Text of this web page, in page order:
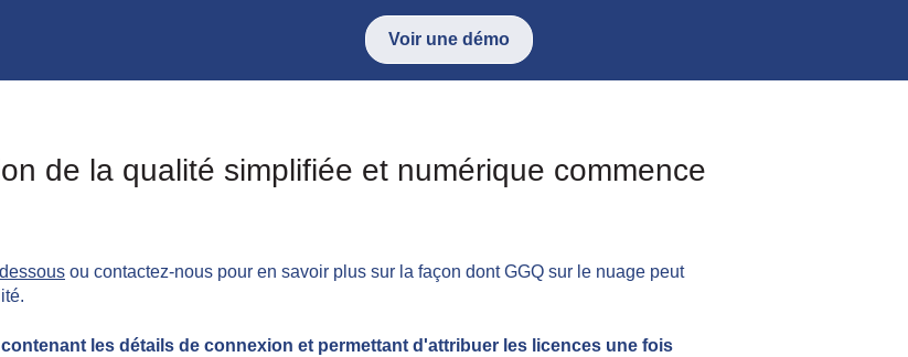
Voir une démo
de la qualité simplifiée et numérique commence
ou contactez-nous pour en savoir plus sur la façon dontGGQ sur le nuage peut
les détails de connexion et permettant d'attribuer les licences une fois